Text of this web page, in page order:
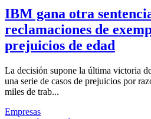
IBM gana otra
reclamaciones de
prejuicios de edad
La decisión supone la última victoria
una serie de casos de prejuicios por
miles de trab...
Empresas